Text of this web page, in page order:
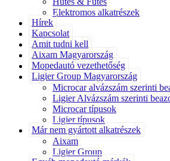
Elektromos alkatrészek
Hírek
Kapcsolat
Amit tudni kell
Aixam Magyarország
Mopedautó vezethetőség
Ligier Group Magyarország
Microcar alvázszám szerinti
Ligier Alvázszám szerinti
Microcar típusok
Ligier típusok
Már nem gyártott alkatrészek
Aixam
Ligier Group